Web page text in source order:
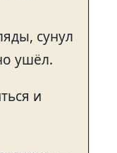
сунул
ушёл.
и